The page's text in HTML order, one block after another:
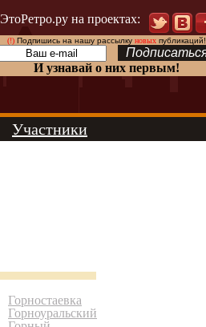
ЭтоРетро.ру на проектах:
(!)Подпишись на нашу рассылку новыхпубликаций!
И узнавай о них первым!
Участники
Горностаевка
Горноуральский